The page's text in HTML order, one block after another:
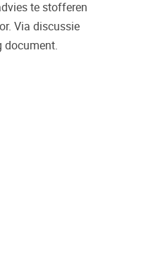
te stofferen
Via discussie
document.